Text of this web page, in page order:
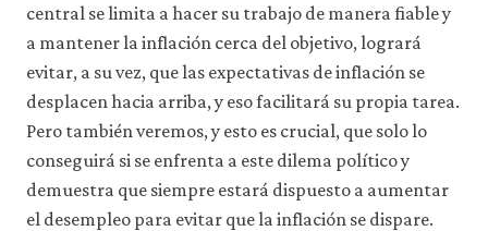
central se limita a hacer su trabajo de manera fiable y
a mantener la inflación cerca del objetivo, logrará
evitar, a su vez, que las expectativas de inflación se
desplacen hacia arriba, y eso facilitará su propia tarea.
Pero también veremos, y esto es crucial, que solo lo
conseguirá si se enfrenta a este dilema político y
demuestra que siempre estará dispuesto a aumentar
el desempleo para evitar que la inflación se dispare.